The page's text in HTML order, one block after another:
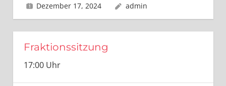
Dezember 17, 2024 admin
Fraktionssitzung
17:00 Uhr